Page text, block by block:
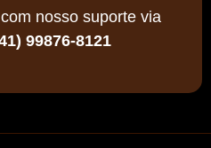
nosso suporte via
99876-8121